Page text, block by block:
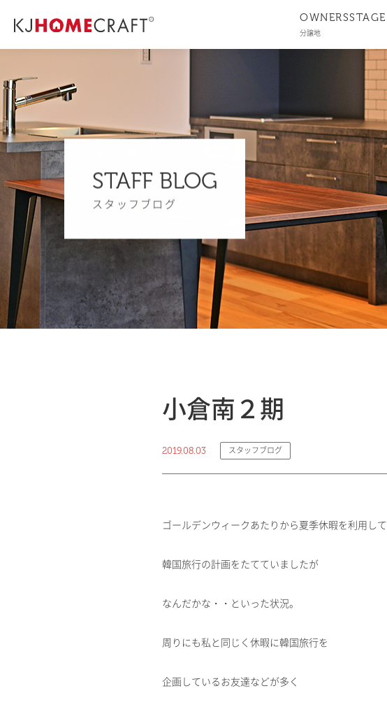
OWNERSSTAGE
分譲地
STAFF BLOG
スタッフブログ
小倉南２期
2019.08.03 スタッフブログ
ゴールデンウィークあたりから夏季休暇を利用して
韓国旅行の計画をたてていましたが
なんだかな・・といった状況。
周りにも私と同じく休暇に韓国旅行を
企画しているお友達などが多く